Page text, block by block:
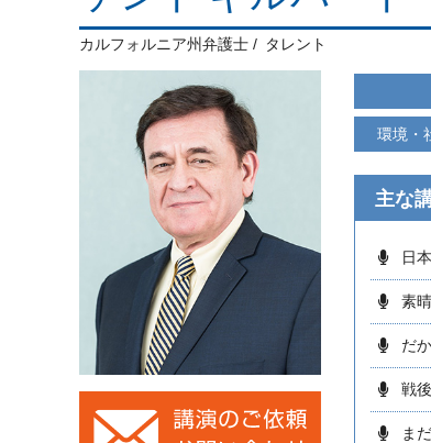
カルフォルニア州弁護士 タレント
環境・
主な
日
素
だ
戦
ま